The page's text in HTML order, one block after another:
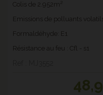
Colis de 2.952m²
Emissions de polluants
Formaldéhyde: E1
Résistance au feu : Cfl - s1
48